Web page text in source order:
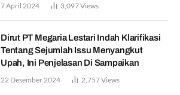
7 April 2024 3,097Views
Dirut PT Megaria Lestari Indah Klarifikasi
Tentang Sejumlah Issu Menyangkut
Upah, Ini Penjelasan Di Sampaikan
22 Desember 2024 2,757Views